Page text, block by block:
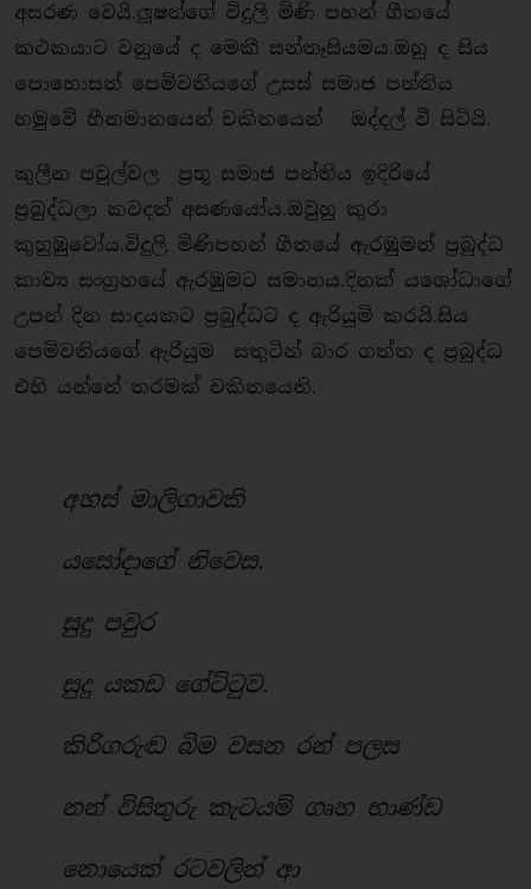
අසරණ වෙයි.ලූෂන්ගේ විදුලි මිණි පහන් ගීතයේ
කථකයාට වනුයේ ද මෙකී සන්තෑසියමය.ඔහු ද සිය
පොහොසත් පෙමිවතියගේ උසස් සමාජ පන්තිය
හමුවේ හීනමානයෙන් චකිතයෙන් ඔද්දල් වී සිටියි.
කුලීන පවුල්වල ප්‍රභූ සමාජ පන්තිය ඉදිරියේ
ප්‍රබුද්ධලා කවදත් අසණයෝය.ඔවුහු කුරා
කුහුඹුවෝය.විදුලි මිණිපහන් ගීතයේ ඇරඹුමත් ප්‍රබුද්ධ
කාව්‍ය සංග්‍රහයේ ඇරඹුමට සමානය.දිනක් යශෝධාගේ
උපන් දින සාදයකට ප්‍රබුද්ධට ද ඇරියුමි කරයි.සිය
පෙමිවතියගේ ඇරියුම සතුටින් බාර ගත්ත ද ප්‍රබුද්ධ
එහි යන්නේ තරමක් චකිතයෙනි.
අහස් මාලිගාවකි
යසෝදාගේ නිවෙස.
සුදු පවුර
සුදු යකඩ ගේට්ටුව.
කිරිගරුඬ බිම වසන රන් පලස
නන් විසිතුරු කැටයම් ගෘහ භාණ්ඩ
නොයෙක් රටවලින් ආ